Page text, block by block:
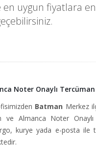
uygun fiyatlara
Noter Onaylı Tercüman
Batman Merkez
ve Almanca Noter Onaylı
kurye yada e-posta ile